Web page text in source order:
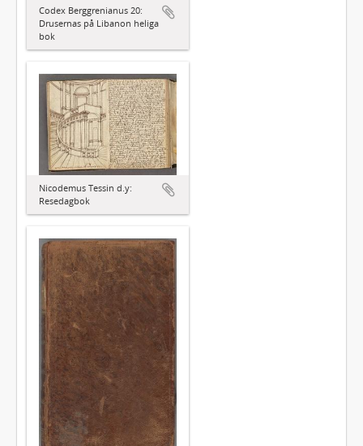
Codex Berggrenianus 20:
Drusernas på Libanon heliga
bok
Nicodemus Tessin d.y:
Resedagbok